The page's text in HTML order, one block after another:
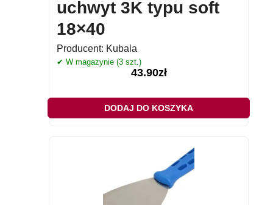
uchwyt 3K typu soft
18×40
Producent: Kubala
✔ W magazynie (3 szt.)
43.90zł
DODAJ DO KOSZYKA